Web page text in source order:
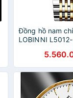
Đồng hồ nam
LOBINNI